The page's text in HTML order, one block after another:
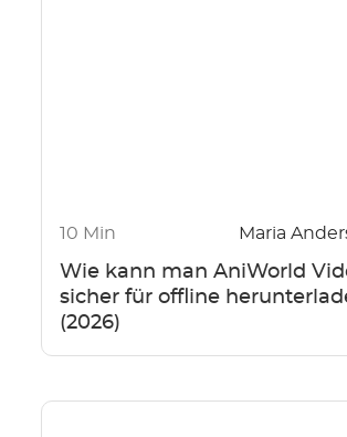
10 Min Maria
Wie kann man AniWorld
sicher für offline
(2026)